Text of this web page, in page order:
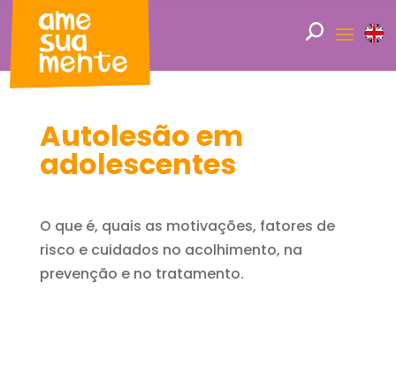
Autolesão em
adolescentes
O que é, quais as motivações, fatores de
risco e cuidados no acolhimento, na
prevenção e no tratamento.